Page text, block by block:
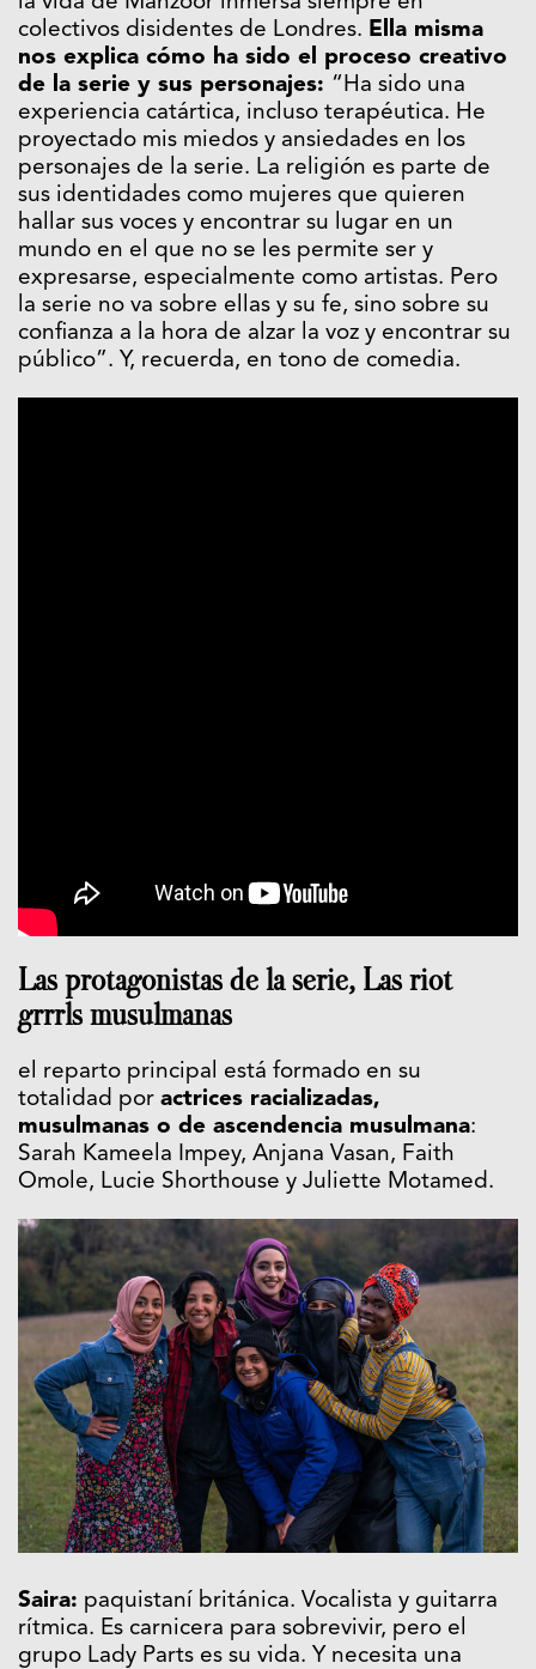
colectivos disidentes de Londres. Ella misma
nos explica cómo ha sido el proceso creativo
de la serie y sus personajes: “Ha sido una
experiencia catártica, incluso terapéutica. He
proyectado mis miedos y ansiedades en los
personajes de la serie. La religión es parte de
sus identidades como mujeres que quieren
hallar sus voces y encontrar su lugar en un
mundo en el que no se les permite ser y
expresarse, especialmente como artistas. Pero
la serie no va sobre ellas y su fe, sino sobre su
confianza a la hora de alzar la voz y encontrar su
público”. Y, recuerda, en tono de comedia.
Las protagonistas de la serie, Las riot
grrrls musulmanas
el reparto principal está formado en su
totalidad por actrices racializadas,
musulmanas o de ascendencia musulmana:
Sarah Kameela Impey, Anjana Vasan, Faith
Omole, Lucie Shorthouse y Juliette Motamed.
Saira: paquistaní británica. Vocalista y guitarra
rítmica. Es carnicera para sobrevivir, pero el
grupo Lady Parts es su vida. Y necesita una